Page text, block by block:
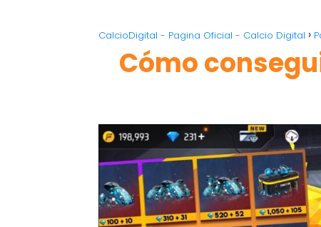
CalcioDigital - Pagina Oficial - Calcio Digital
Cómo